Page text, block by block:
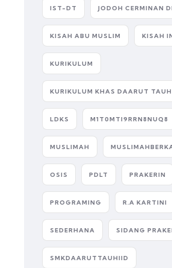
IST-DT JODOH CERMINAN
KISAH ABU MUSLIM KISAH
KURIKULUM
KURIKULUM KHAS DAARUT
LDKS M1T0MTI9RRN8NUQ8
MUSLIMAH
OSIS PDLT PRAKERIN
PROGRAMING R.A KARTINI
SEDERHANA SIDANG
SMKDAARUTTAUHIID